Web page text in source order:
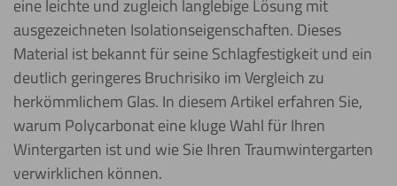
eine leichte und zugleich langlebige Lösung mit
ausgezeichneten Isolationseigenschaften. Dieses
Material ist bekannt für seine Schlagfestigkeit und ein
deutlich geringeres Bruchrisiko im Vergleich zu
herkömmlichem Glas. In diesem Artikel erfahren Sie,
warum Polycarbonat eine kluge Wahl für Ihren
Wintergarten ist und wie Sie Ihren Traumwintergarten
verwirklichen können.